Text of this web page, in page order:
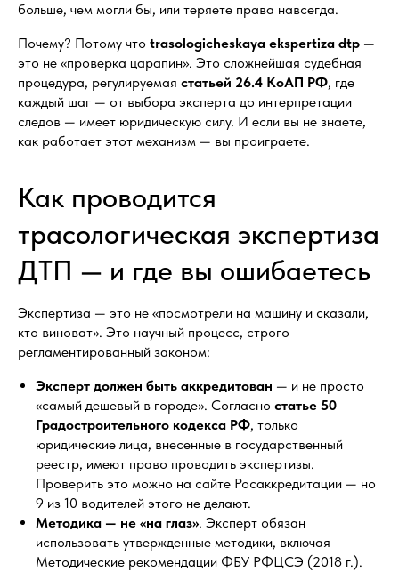
больше, чем могли бы, или теряете права навсегда.
Почему? Потому что trasologicheskaya ekspertiza dtp —
это не «проверка царапин». Это сложнейшая судебная
процедура, регулируемая статьей 26.4 КоАП РФ, где
каждый шаг — от выбора эксперта до интерпретации
следов — имеет юридическую силу. И если вы не знаете,
как работает этот механизм — вы проиграете.
Как проводится
трасологическая экспертиза
ДТП — и где вы ошибаетесь
Экспертиза — это не «посмотрели на машину и сказали,
кто виноват». Это научный процесс, строго
регламентированный законом:
Эксперт должен быть аккредитован — и не просто
«самый дешевый в городе». Согласно статье 50
Градостроительного кодекса РФ, только
юридические лица, внесенные в государственный
реестр, имеют право проводить экспертизы.
Проверить это можно на сайте Росаккредитации — но
9 из 10 водителей этого не делают.
Методика — не «на глаз». Эксперт обязан
использовать утвержденные методики, включая
Методические рекомендации ФБУ РФЦСЭ (2018 г.).